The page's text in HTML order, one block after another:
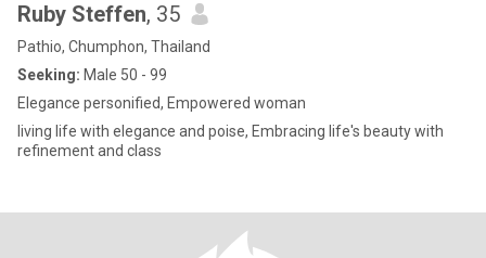
Ruby Steffen, 35
Pathio, Chumphon, Thailand
Seeking: Male 50 - 99
Elegance personified, Empowered woman
living life with elegance and poise, Embracing life's beauty with
refinement and class